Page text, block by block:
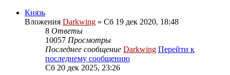
Князь
Вложения Darkwing » Сб 19 дек 2020, 18:48
8 Ответы
10057 Просмотры
Последнее сообщение Darkwing Перейти к
последнему сообщению
Сб 20 дек 2025, 23:26